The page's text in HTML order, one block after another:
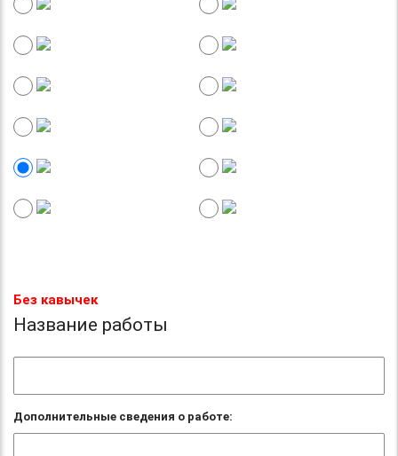
Без кавычек
Название работы
Дополнительные сведения о работе: